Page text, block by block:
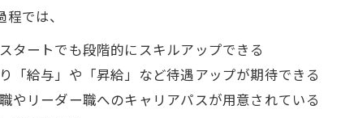
では、
タートでも段階的にスキルアップできる
「給与」や「昇給」など待遇アップが期待できる
やリーダー職へのキャリアパスが用意されている